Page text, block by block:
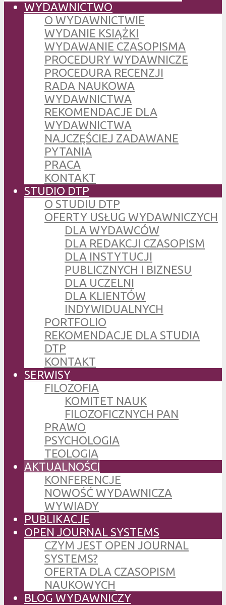
WYDAWNICTWO
O WYDAWNICTWIE
WYDANIE KSIĄŻKI
WYDAWANIE CZASOPISMA
PROCEDURY WYDAWNICZE
PROCEDURA RECENZJI
RADA NAUKOWA
WYDAWNICTWA
REKOMENDACJE DLA
WYDAWNICTWA
NAJCZĘŚCIEJ ZADAWANE
PYTANIA
PRACA
KONTAKT
STUDIO DTP
O STUDIU DTP
OFERTY USŁUG WYDAWNICZYCH
DLA WYDAWCÓW
DLA REDAKCJI CZASOPISM
DLA INSTYTUCJI
PUBLICZNYCH I BIZNESU
DLA UCZELNI
DLA KLIENTÓW
INDYWIDUALNYCH
PORTFOLIO
REKOMENDACJE DLA STUDIA
DTP
KONTAKT
SERWISY
FILOZOFIA
KOMITET NAUK
FILOZOFICZNYCH PAN
PRAWO
PSYCHOLOGIA
TEOLOGIA
AKTUALNOŚCI
KONFERENCJE
NOWOŚĆ WYDAWNICZA
WYWIADY
PUBLIKACJE
OPEN JOURNAL SYSTEMS
CZYM JEST OPEN JOURNAL
SYSTEMS?
OFERTA DLA CZASOPISM
NAUKOWYCH
BLOG WYDAWNICZY